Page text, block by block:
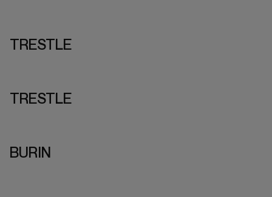
TRESTLE
TRESTLE
BURIN